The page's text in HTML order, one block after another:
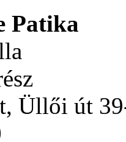
Patika
Üllői út